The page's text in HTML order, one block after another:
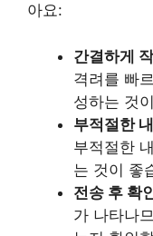
아요:
간결하게
격려를 빠
성하는 것
부적절한
부적절한
는 것이 좋
전송 후 확
가 나타나